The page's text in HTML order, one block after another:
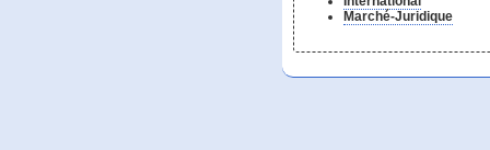
Marché-Juridique